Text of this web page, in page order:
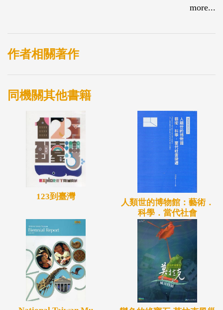
本手冊更特別額外介紹十二種鯨豚，希望能讓觀展者
more...
作者相關著作
同機關其他書籍
123到臺灣
人類世的博物館：藝術．
科學．當代社會